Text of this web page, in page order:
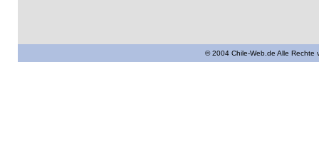
© 2004 Chile-Web.de Alle Rechte